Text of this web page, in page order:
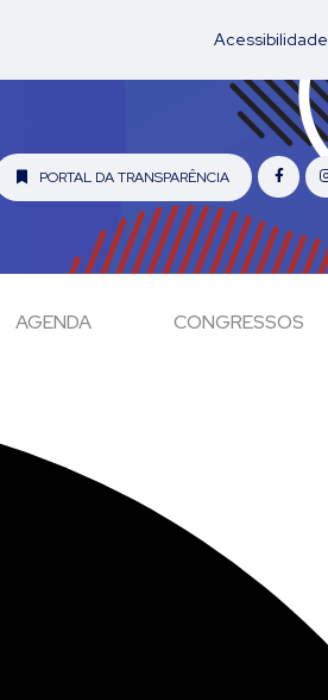
Acessibilidade
PORTAL DA TRANSPARÊNCIA
AGENDA CONGRESSOS